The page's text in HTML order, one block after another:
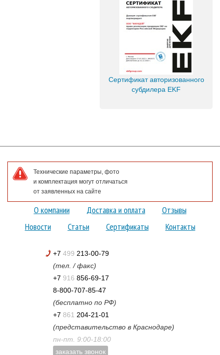
Сертификат авторизованного
субдилера EKF
Технические параметры, фото
и комплектация могут отличаться
от заявленных на сайте
О компании Доставка и оплата
Отзывы
Новости
Статьи Сертификаты Контакты
+7 499 213-00-79
(тел. / факс)
+7 916 856-69-17
8-800-707-85-47
(бесплатно по РФ)
+7 861 204-21-01
(представительство в Краснодаре)
пн-пт. 9:00-18:00
заказать звонок